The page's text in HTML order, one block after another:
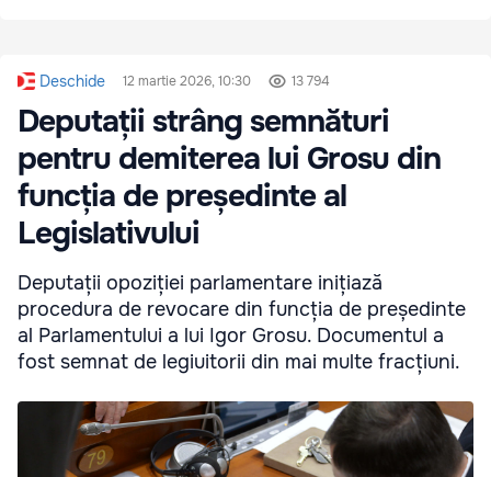
Deschide 12 martie 2026, 10:30 13 794
Deputații strâng semnături
pentru demiterea lui Grosu din
funcția de președinte al
Legislativului
Deputații opoziției parlamentare inițiază
procedura de revocare din funcția de președinte
al Parlamentului a lui Igor Grosu. Documentul a
fost semnat de legiuitorii din mai multe fracțiuni.